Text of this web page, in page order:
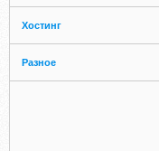
Хостинг
Разное